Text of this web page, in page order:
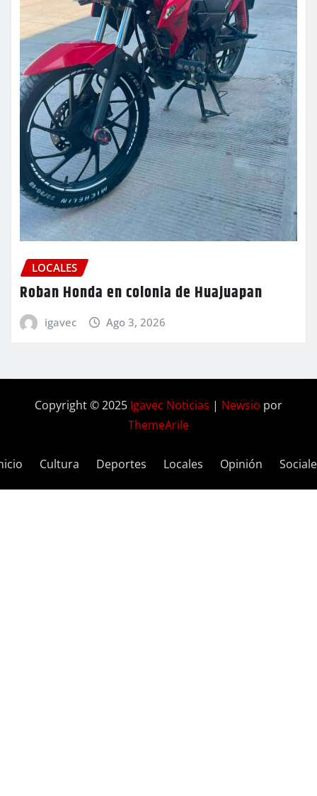
LOCALES
Roban Honda en colonia de Huajuapan
igavec Ago 3, 2026
Copyright © 2025 Igavec Noticias | Newsio por
ThemeArile
Cultura Deportes Locales Opinión